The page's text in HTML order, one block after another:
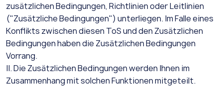
zusätzlichen Bedingungen, Richtlinien oder Leitlinien
("Zusätzliche Bedingungen") unterliegen. Im Falle eines
Konflikts zwischen diesen ToS und den Zusätzlichen
Bedingungen haben die Zusätzlichen Bedingungen
Vorrang.
II. Die Zusätzlichen Bedingungen werden Ihnen im
Zusammenhang mit solchen Funktionen mitgeteilt.